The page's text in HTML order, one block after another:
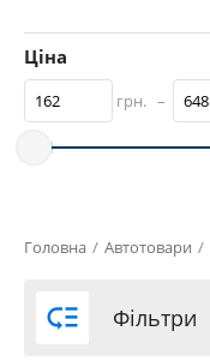
Ціна
грн. –
Головна / Автотовари /
 Фільтри